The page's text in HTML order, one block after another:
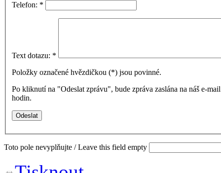
Telefon: *
Text dotazu: *
Položky označené hvězdičkou (*) jsou povinné.
Po kliknutí na "Odeslat zprávu", bude zpráva zaslána na náš e-
hodin.
Toto pole nevyplňujte / Leave this field empty